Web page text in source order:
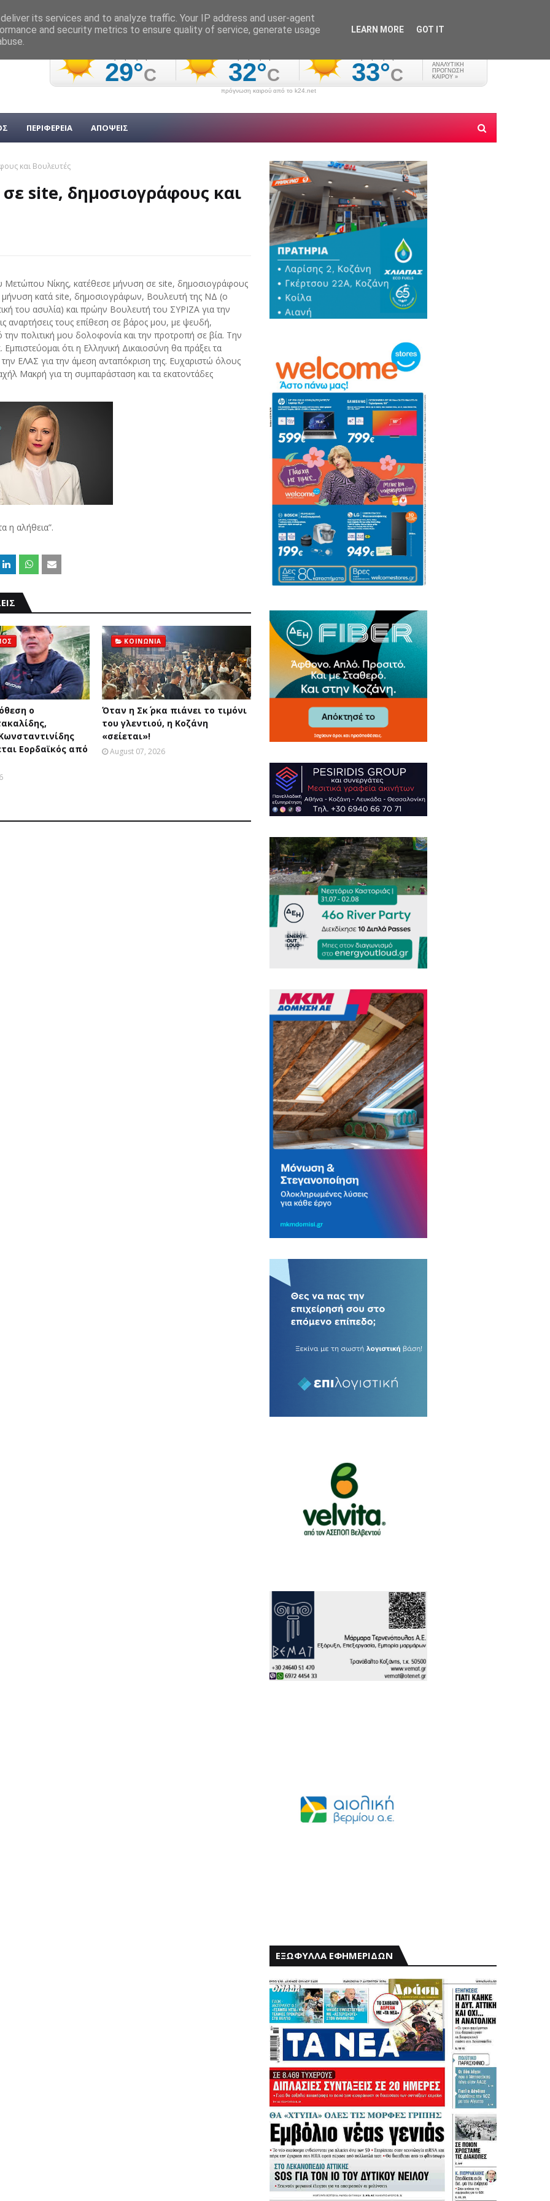
πρόγνωση καιρού από το k24.net
ΠΕΡΙΦΕΡΕΙΑ ΑΠΟΨΕΙΣ
και Βουλευτές
site, δημοσιογράφους και
Μετώπου Νίκης, κατέθεσε μήνυση σε site, δημοσιογράφους
μήνυση κατά site, δημοσιογράφων, Βουλευτή της ΝΔ (ο
του ασυλία) και πρώην Βουλευτή του ΣΥΡΙΖΑ για την
αναρτήσεις τους επίθεση σε βάρος μου, με ψευδή,
πολιτική μου δολοφονία και την προτροπή σε βία. Την
ότι η Ελληνική Δικαιοσύνη θα πράξει τα
ΕΛΑΣ για την άμεση ανταπόκριση της. Ευχαριστώ όλους
Μακρή για τη συμπαράσταση και τα εκατοντάδες
η αλήθεια”.
ο
Εορδαϊκός από
ΚΟΙΝΩΝΙΑ
Όταν η Σκ΄ ρκα πιάνει το τιμόνι
του γλεντιού, η Κοζάνη
«σείεται»!
August 07, 2026
ΕΞΩΦΥΛΛΑ ΕΦΗΜΕΡΙΔΩΝ
its services and to analyze traffic. Your IP address and user-agent
and security metrics to ensure quality of service, generate usage
LEARN MORE GOT IT